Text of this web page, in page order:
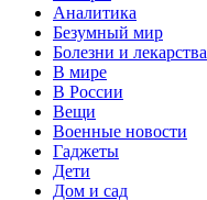
Аналитика
Безумный мир
Болезни и лекарства
В мире
В России
Вещи
Военные новости
Гаджеты
Дети
Дом и сад